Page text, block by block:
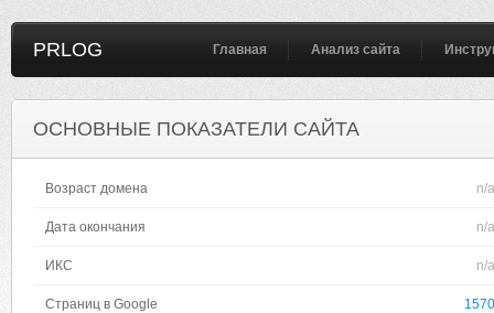
PRLOG Главная Анализ сайта
ОСНОВНЫЕ ПОКАЗАТЕЛИ САЙТА
Возраст домена n/a
Дата окончания n/a
ИКС n/a
Страниц в Google 1570